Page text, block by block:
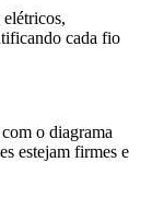
cada fio
o diagrama
estejam firmes e